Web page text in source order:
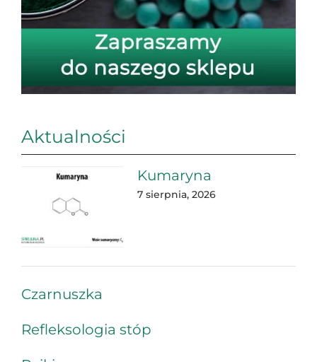
Aktualności
Kumaryna
7 sierpnia, 2026
Czarnuszka
Refleksologia stóp